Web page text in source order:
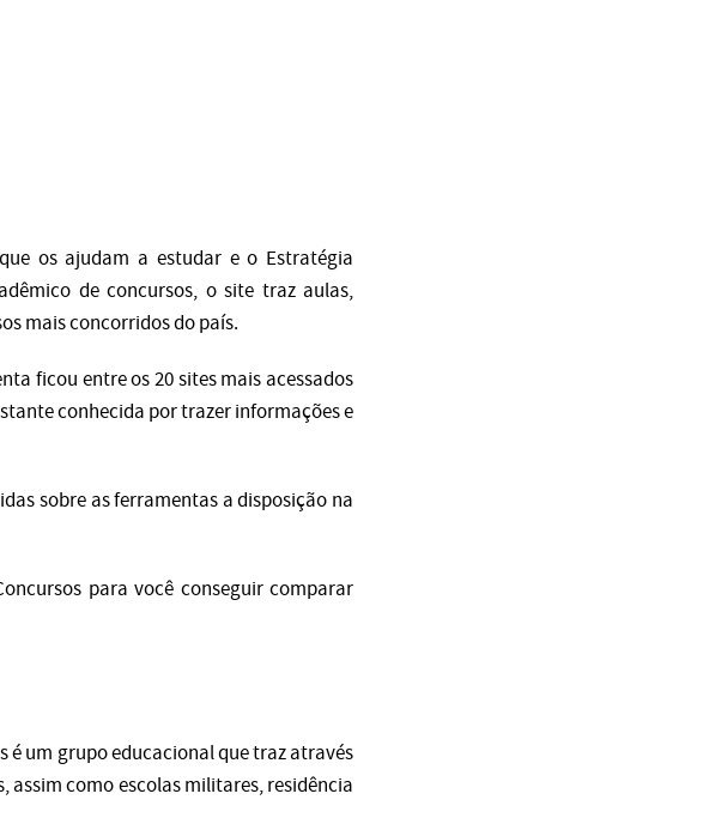
os ajudam a estudar e o Estratégia
de concursos, o site traz aulas,
mais concorridos do país.
ficou entre os 20 sites mais acessados
conhecida por trazer informações e
sobre as ferramentas a disposição na
para você conseguir comparar
é um grupo educacional que traz através
assim como escolas militares, residência